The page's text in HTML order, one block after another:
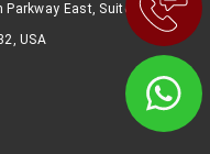
Parkway East, Suite 600,
USA